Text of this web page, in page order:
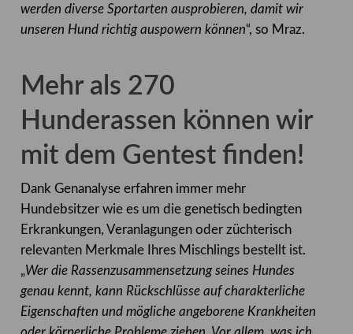
werden diverse Sportarten ausprobieren, damit wir
unseren Hund richtig auspowern können“, so Mraz.
Mehr als 270
Hunderassen können wir
mit dem Gentest finden!
Dank Genanalyse erfahren immer mehr
Hundebsitzer wie es um die genetisch bedingten
Erkrankungen, Veranlagungen oder züchterisch
relevanten Merkmale Ihres Mischlings bestellt ist.
„Wer die Rassenzusammensetzung seines Hundes
genau kennt, kann Rückschlüsse auf charakterliche
Eigenschaften und mögliche angeborene Krankheiten